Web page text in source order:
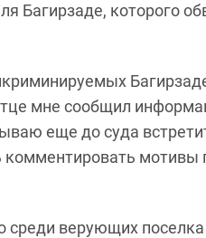
Багирзаде, которого
мне сообщил
еще до суда
мотивы
среди верующих